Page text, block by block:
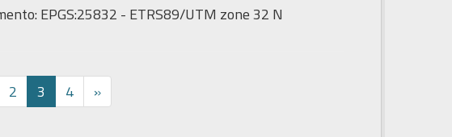
EPGS:25832 - ETRS89/UTM zone 32 N
2 3 4 »